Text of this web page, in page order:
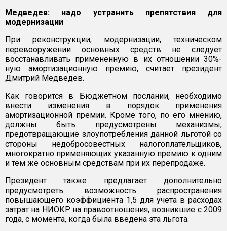
Медведев: надо устранить препятствия для
модернизации
При реконструкции, модернизации, техническом
перевооружении основных средств не следует
восстанавливать примененную в их отношении 30%-
ную амортизационную премию, считает президент
Дмитрий Медведев.
Как говорится в Бюджетном послании, необходимо
внести изменения в порядок применения
амортизационной премии. Кроме того, по его мнению,
должны быть предусмотрены механизмы,
предотвращающие злоупотребления данной льготой со
стороны недобросовестных налогоплательщиков,
многократно применяющих указанную премию к одним
и тем же основным средствам при их перепродаже.
Президент также предлагает дополнительно
предусмотреть возможность распространения
повышающего коэффициента 1,5 для учета в расходах
затрат на НИОКР на правоотношения, возникшие с 2009
года, с момента, когда была введена эта льгота.